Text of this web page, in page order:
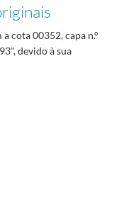
cota 00352, capa n.º
devido à sua